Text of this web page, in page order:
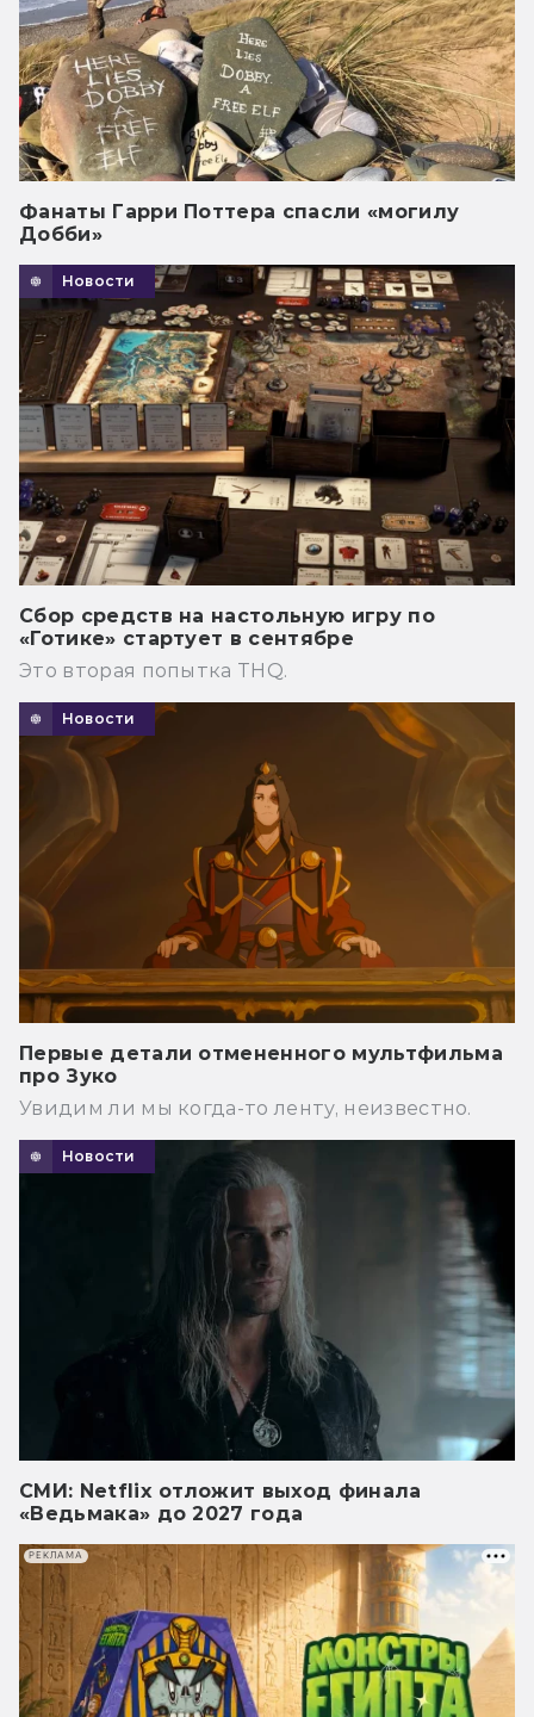
Фанаты Гарри Поттера спасли «могилу
Добби»
Новости
Сбор средств на настольную игру по
«Готике» стартует в сентябре
Это вторая попытка THQ.
Новости
Первые детали отмененного мультфильма
про Зуко
Увидим ли мы когда-то ленту, неизвестно.
Новости
СМИ: Netflix отложит выход финала
«Ведьмака» до 2027 года
РЕКЛАМА